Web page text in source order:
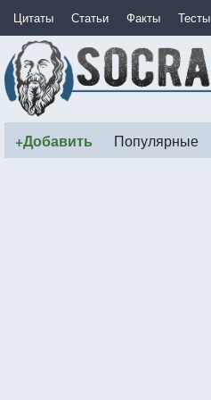
Цитаты Статьи Факты Тесты
+Добавить Популярные